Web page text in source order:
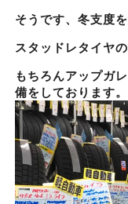
そうです、冬支度
スタッドレタイヤ
もちろんアップガ
備をしております。